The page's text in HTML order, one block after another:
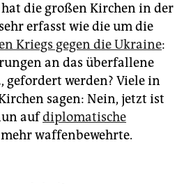
hat die großen Kirchen in der
erfasst wie die um die
Kriegs gegen die Ukraine:
an das überfallene
gefordert werden? Viele in
sagen: Nein, jetzt ist
aufdiplomatische
waffenbewehrte.